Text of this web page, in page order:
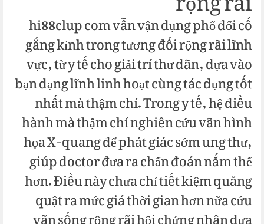
hi88clup com vẫn vận dụng phổ đổi cố
gắng kỉnh trong tương đối rộng rãi lĩnh
vực, từ y tế cho giải trí thư dãn, dựa vào
bạn dạng lĩnh linh hoạt cùng tác dụng tốt
nhất mà thậm chí. Trong y tế, hệ điều
hành mà thậm chí nghiên cứu vãn hình
họa X-quang để phát giác sớm ung thư,
giúp doctor đưa ra chẩn đoán nắm thể
hơn. Điều này chưa chỉ tiết kiệm quăng
quật ra mức giá thời gian hơn nữa cứu